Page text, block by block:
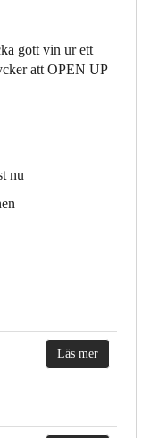
gott vin ur ett
att OPEN UP
nu
Läs mer